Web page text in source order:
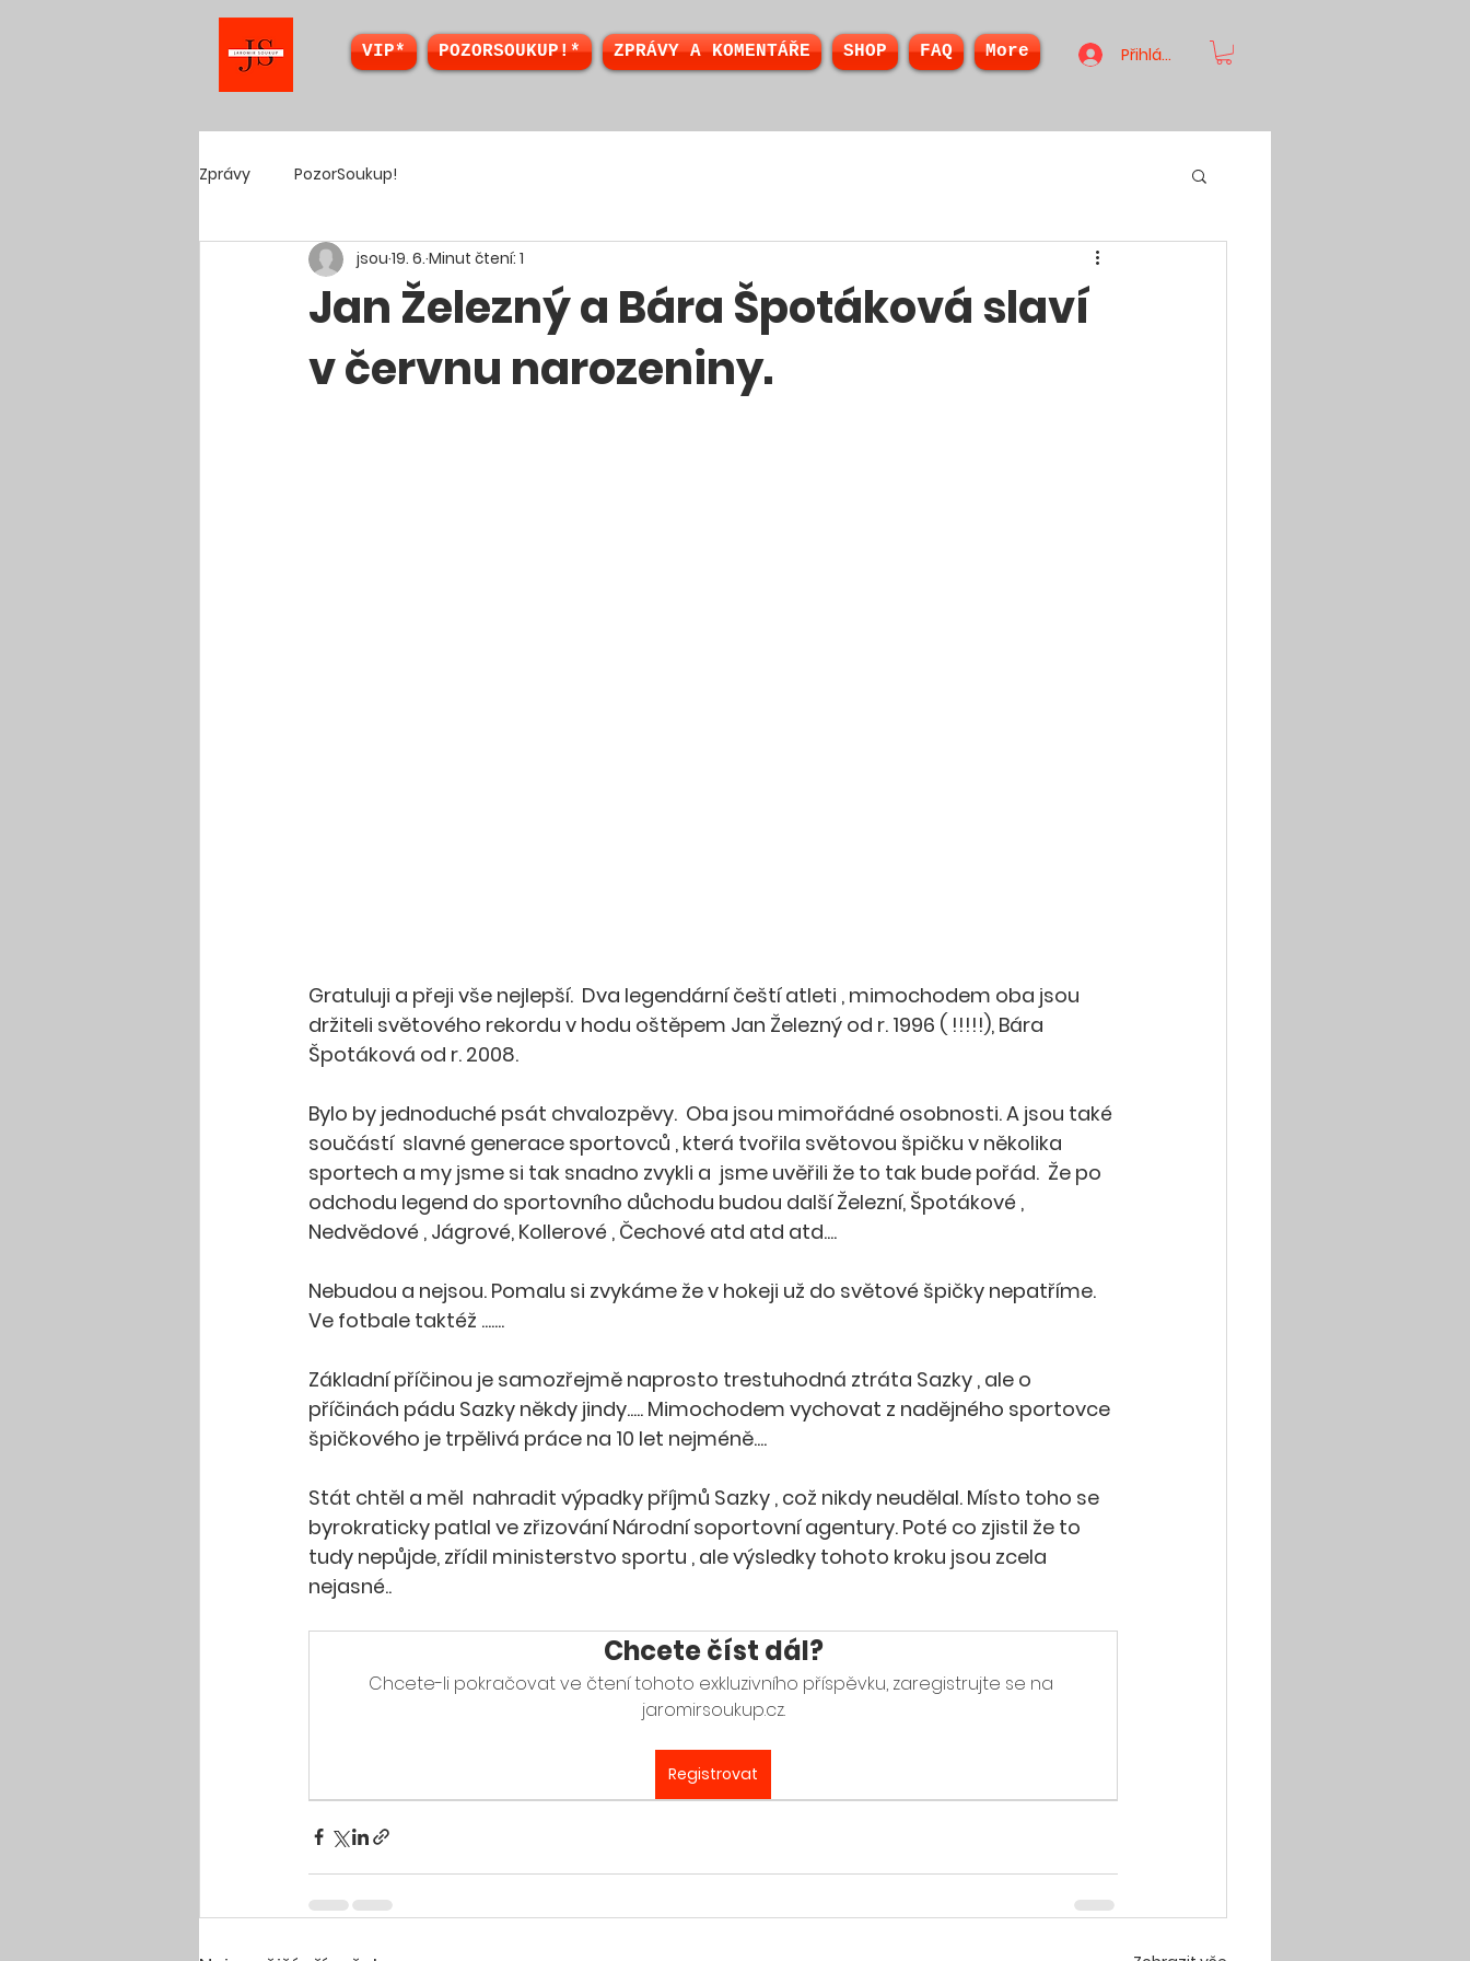
VIP* POZORSOUKUP!* ZPRÁVY A KOMENTÁŘE SHOP FAQ More Přihlásit se
Zprávy PozorSoukup!
Jan Železný a Bára Špotáková slaví
v červnu narozeniny.
jsou 19. 6. Minut čtení: 1
Gratuluji a přeji vše nejlepší.  Dva legendární čeští atleti , mimochodem oba jsou
držiteli světového rekordu v hodu oštěpem Jan Železný od r. 1996 ( !!!!!), Bára
Špotáková od r. 2008.
Bylo by jednoduché psát chvalozpěvy.  Oba jsou mimořádné osobnosti. A jsou také
součástí  slavné generace sportovců , která tvořila světovou špičku v několika
sportech a my jsme si tak snadno zvykli a  jsme uvěřili že to tak bude pořád.  Že po
odchodu legend do sportovního důchodu budou další Železní, Špotákové ,
Nedvědové , Jágrové, Kollerové , Čechové atd atd atd....
Nebudou a nejsou. Pomalu si zvykáme že v hokeji už do světové špičky nepatříme.
Ve fotbale taktéž .......
Základní příčinou je samozřejmě naprosto trestuhodná ztráta Sazky , ale o
příčinách pádu Sazky někdy jindy..... Mimochodem vychovat z nadějného sportovce
špičkového je trpělivá práce na 10 let nejméně....
Stát chtěl a měl  nahradit výpadky příjmů Sazky , což nikdy neudělal. Místo toho se
byrokraticky patlal ve zřizování Národní soportovní agentury. Poté co zjistil že to
tudy nepůjde, zřídil ministerstvo sportu , ale výsledky tohoto kroku jsou zcela
nejasné..
Chcete číst dál?
Chcete-li pokračovat ve čtení tohoto exkluzivního příspěvku, zaregistrujte se na
jaromirsoukup.cz.
Registrovat